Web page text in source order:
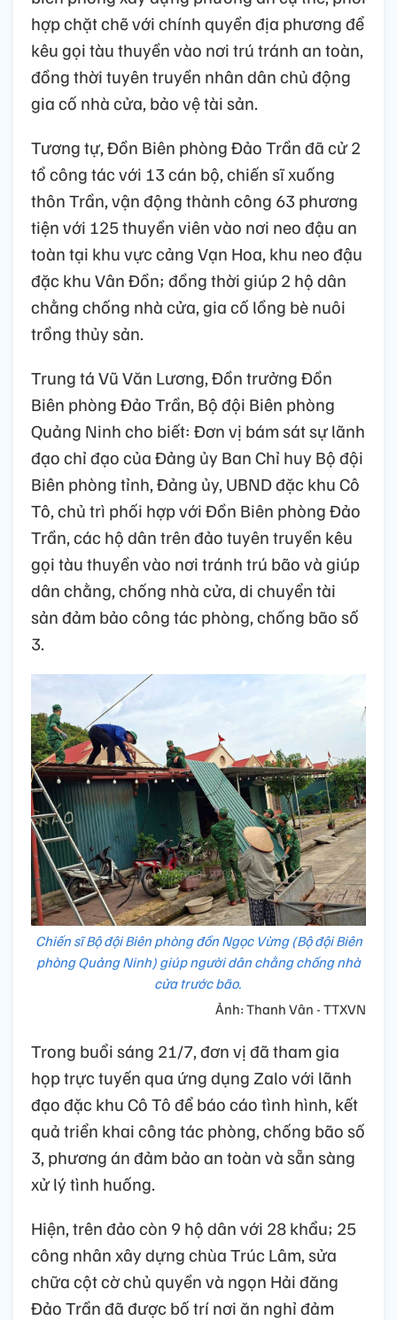
hợp chặt chẽ với chính quyền địa phương để
kêu gọi tàu thuyền vào nơi trú tránh an toàn,
đồng thời tuyên truyền nhân dân chủ động
gia cố nhà cửa, bảo vệ tài sản.
Tương tự, Đồn Biên phòng Đảo Trần đã cử 2
tổ công tác với 13 cán bộ, chiến sĩ xuống
thôn Trần, vận động thành công 63 phương
tiện với 125 thuyền viên vào nơi neo đậu an
toàn tại khu vực cảng Vạn Hoa, khu neo đậu
đặc khu Vân Đồn; đồng thời giúp 2 hộ dân
chằng chống nhà cửa, gia cố lồng bè nuôi
trồng thủy sản.
Trung tá Vũ Văn Lương, Đồn trưởng Đồn
Biên phòng Đảo Trần, Bộ đội Biên phòng
Quảng Ninh cho biết: Đơn vị bám sát sự lãnh
đạo chỉ đạo của Đảng ủy Ban Chỉ huy Bộ đội
Biên phòng tỉnh, Đảng ủy, UBND đặc khu Cô
Tô, chủ trì phối hợp với Đồn Biên phòng Đảo
Trần, các hộ dân trên đảo tuyên truyền kêu
gọi tàu thuyền vào nơi tránh trú bão và giúp
dân chằng, chống nhà cửa, di chuyển tài
sản đảm bảo công tác phòng, chống bão số
3.
Chiến sĩ Bộ đội Biên phòng đồn Ngọc Vừng (Bộ đội Biên
phòng Quảng Ninh) giúp người dân chằng chống nhà
cửa trước bão.
Ảnh: Thanh Vân - TTXVN
Trong buổi sáng 21/7, đơn vị đã tham gia
họp trực tuyến qua ứng dụng Zalo với lãnh
đạo đặc khu Cô Tô để báo cáo tình hình, kết
quả triển khai công tác phòng, chống bão số
3, phương án đảm bảo an toàn và sẵn sàng
xử lý tình huống.
Hiện, trên đảo còn 9 hộ dân với 28 khẩu; 25
công nhân xây dựng chùa Trúc Lâm, sửa
chữa cột cờ chủ quyền và ngọn Hải đăng
Đảo Trần đã được bố trí nơi ăn nghỉ đảm